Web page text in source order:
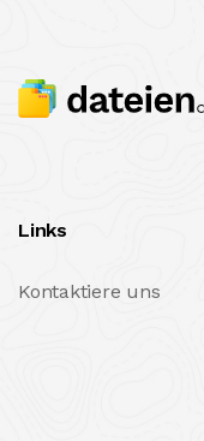
Links
Kontaktiere uns